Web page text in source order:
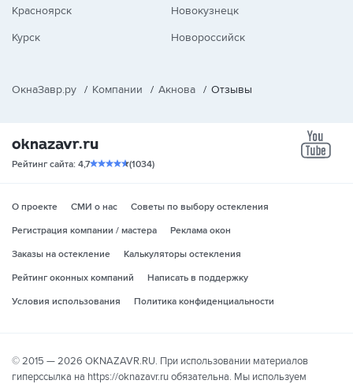
Красноярск
Курск
Новокузнецк
Новороссийск
ОкнаЗавр.ру / Компании / Акнова / Отзывы
Рейтинг сайта: 4,7 (1034)
О проекте СМИ о нас
Советы по выбору остекления
Регистрация компании / мастера
Реклама окон
Заказы на остекление
Калькуляторы остекления
Рейтинг оконных компаний
Написать в поддержку
Условия использования
Политика конфиденциальности
© 2015 — 2026 OKNAZAVR.RU. При использовании материалов
гиперссылка на https://oknazavr.ru обязательна. Мы используем